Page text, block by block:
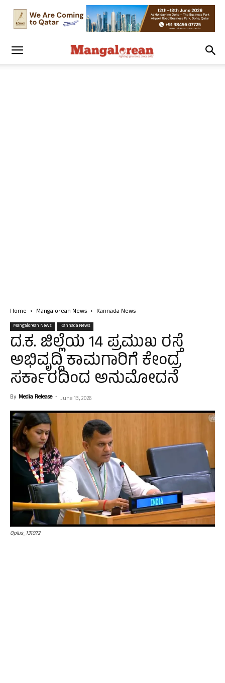
Home Mangalorean News Kannada News
Mangalorean News Kannada News
ದ.ಕ. ಜಿಲ್ಲೆಯ 14 ಪ್ರಮುಖ ರಸ್ತೆ
ಅಭಿವೃದ್ದಿ ಕಾಮಗಾರಿಗೆ ಕೇಂದ್ರ
ಸರ್ಕಾರದಿಂದ ಅನುಮೋದನೆ
By Media Release - June 13, 2026
Oplus_131072